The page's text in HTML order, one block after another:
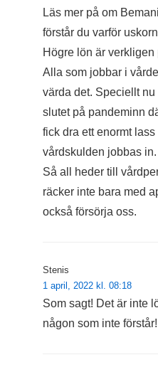
Läs mer på om
förstår du varför
Högre lön är verkligen
Alla som jobbar i
värda det. Speciellt nu
slutet på pandeminn
fick dra ett enormt
vårdskulden jobbas in.
Så all heder till
räcker inte bara med
också försörja oss.
Stenis
1 april, 2022 kl. 08:18
Som sagt! Det är inte
någon som inte förstår!